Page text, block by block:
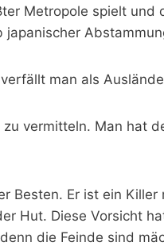
Metropole spielt und
japanischer
man als
vermitteln. Man hat
Besten. Er ist ein Killer
Hut. Diese Vorsicht
die Feinde sind